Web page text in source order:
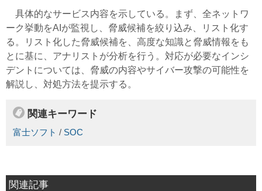
具体的なサービス内容を示している。まず、全ネットワ
ーク挙動をAIが監視し、脅威候補を絞り込み、リスト化す
る。リスト化した脅威候補を、高度な知識と脅威情報をも
とに基に、アナリストが分析を行う。対応が必要なインシ
デントについては、脅威の内容やサイバー攻撃の可能性を
解説し、対処方法を提示する。
関連キーワード
富士ソフト / SOC
関連記事